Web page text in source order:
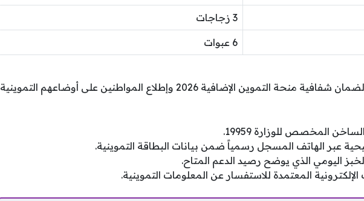
3 زجاجات
6 عبوات
أتاحت الدولة قنوات متعددة لضمان شفافية منحة التموين الإضافية 2026 وإطلاع المواطنين على أوضاعهم التموينية
المخصص للوزارة 19959.
عبر الهاتف المسجل رسمياً ضمن بيانات البطاقة التموينية.
اليومي الذي يوضح رصيد الدعم المتاح.
المعتمدة للاستفسار عن المعلومات التموينية.